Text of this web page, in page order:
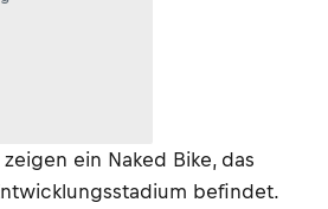
ein Naked Bike, das
befindet.